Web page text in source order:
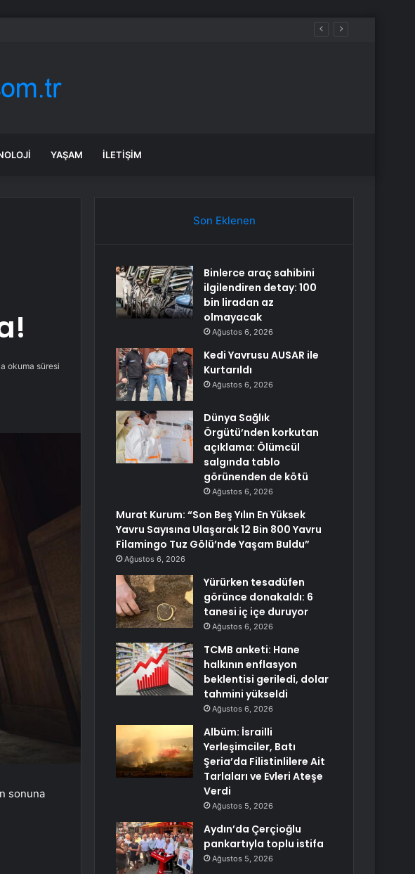
YAŞAM İLETIŞIM
okuma süresi
sonuna
Son Eklenen
Binlerce araç sahibini
ilgilendiren detay: 100
bin liradan az
olmayacak
Ağustos 6, 2026
Kedi Yavrusu AUSAR ile
Kurtarıldı
Ağustos 6, 2026
Dünya Sağlık
Örgütü’nden korkutan
açıklama: Ölümcül
salgında tablo
görünenden de kötü
Ağustos 6, 2026
Murat Kurum: “Son Beş Yılın En Yüksek
Yavru Sayısına Ulaşarak 12 Bin 800 Yavru
Filamingo Tuz Gölü’nde Yaşam Buldu”
Ağustos 6, 2026
Yürürken tesadüfen
görünce donakaldı: 6
tanesi iç içe duruyor
Ağustos 6, 2026
TCMB anketi: Hane
halkının enflasyon
beklentisi geriledi, dolar
tahmini yükseldi
Ağustos 6, 2026
Albüm: İsrailli
Yerleşimciler, Batı
Şeria’da Filistinlilere Ait
Tarlaları ve Evleri Ateşe
Verdi
Ağustos 5, 2026
Aydın’da Çerçioğlu
pankartıyla toplu istifa
Ağustos 5, 2026